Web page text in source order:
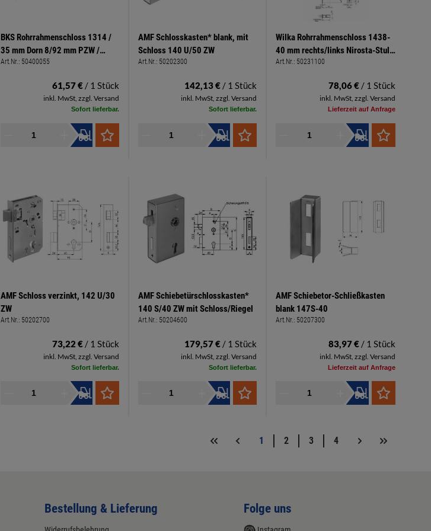
BKS Rohrrahmenschloss 1314 /
35 mm Dorn 8/92 mm PZW /
Stulp 245 x 24 x 3 mm eckig
Art.Nr.: 50400055
61,57 € / 1 Stück
inkl. MwSt, zzgl. Versand
Sofort lieferbar.
AMF Schlosskasten* blank, mit
Schloss 140 U/50 ZW
Art.Nr.: 50202300
142,13 € / 1 Stück
inkl. MwSt, zzgl. Versand
Sofort lieferbar.
Wilka Rohrrahmenschloss 1438-
40 mm rechts/links Nirosta-Stulp
245 x 24 x 3 mm
Art.Nr.: 50231100
78,06 € / 1 Stück
inkl. MwSt, zzgl. Versand
Lieferzeit auf Anfrage
AMF Schloss verzinkt, 142 U/30
ZW
Art.Nr.: 50202700
73,22 € / 1 Stück
inkl. MwSt, zzgl. Versand
Sofort lieferbar.
AMF Schiebetürschlosskasten*
140 S/40 ZW mit Schloss/Riegel
Art.Nr.: 50204600
179,57 € / 1 Stück
inkl. MwSt, zzgl. Versand
Sofort lieferbar.
AMF Schiebetor-Schließkasten
blank 147S-40
Art.Nr.: 50207300
83,97 € / 1 Stück
inkl. MwSt, zzgl. Versand
Lieferzeit auf Anfrage
1 2 3 4
Bestellung & Lieferung Folge uns